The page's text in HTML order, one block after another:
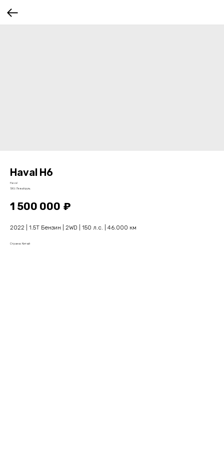
Haval H6
Haval
SKU: Левый руль
1 500 000 ₽
2022 | 1.5T Бензин | 2WD | 150 л.с. | 46.000 км
Страна: Китай